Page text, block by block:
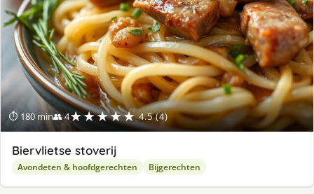
⏱ 180 min👥 4★★★★★ 4.5 (4)
Biervlietse stoverij
Avondeten & hoofdgerechten Bijgerechten